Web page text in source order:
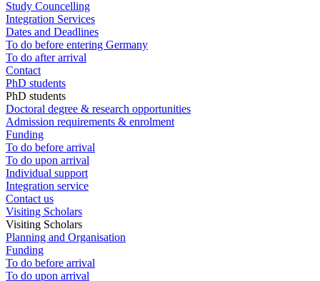
Study Councelling
Integration Services
Dates and Deadlines
To do before entering Germany
To do after arrival
Contact
PhD students
PhD students
Doctoral degree & research opportunities
Admission requirements & enrolment
Funding
To do before arrival
To do upon arrival
Individual support
Integration service
Contact us
Visiting Scholars
Visiting Scholars
Planning and Organisation
Funding
To do before arrival
To do upon arrival